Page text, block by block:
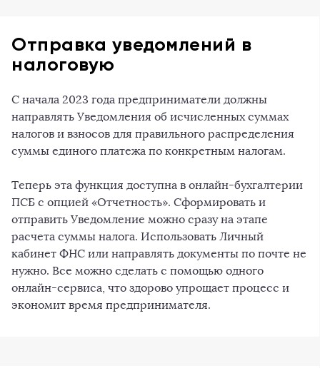
Отправка уведомлений в
налоговую
С начала 2023 года предприниматели должны
направлять Уведомления об исчисленных суммах
налогов и взносов для правильного распределения
суммы единого платежа по конкретным налогам.
Теперь эта функция доступна в онлайн-бухгалтерии
ПСБ с опцией «Отчетность». Сформировать и
отправить Уведомление можно сразу на этапе
расчета суммы налога. Использовать Личный
кабинет ФНС или направлять документы по почте не
нужно. Все можно сделать с помощью одного
онлайн-сервиса, что здорово упрощает процесс и
экономит время предпринимателя.